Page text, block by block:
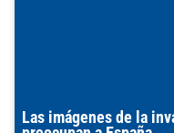
Las imágenes de la